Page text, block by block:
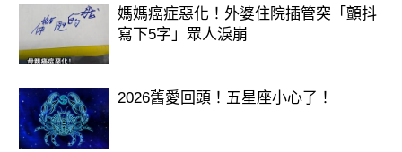
媽媽癌症惡化！外婆住院插管突「顫抖
寫下5字」眾人淚崩
2026舊愛回頭！五星座小心了！